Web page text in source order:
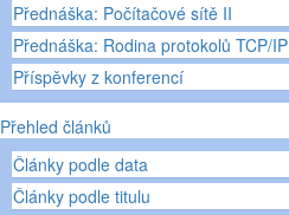
Přednáška: Počítačové sítě II
Přednáška: Rodina protokolů TCP/IP
Příspěvky z konferencí
Přehled článků
Články podle data
Články podle titulu